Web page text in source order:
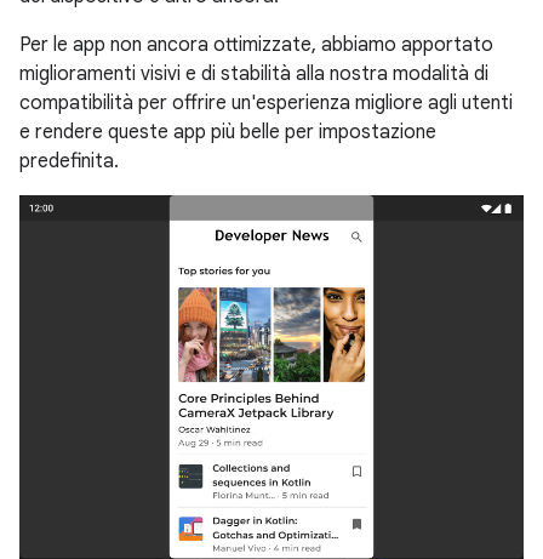
Per le app non ancora ottimizzate, abbiamo apportato
miglioramenti visivi e di stabilità alla nostra modalità di
compatibilità per offrire un'esperienza migliore agli utenti
e rendere queste app più belle per impostazione
predefinita.